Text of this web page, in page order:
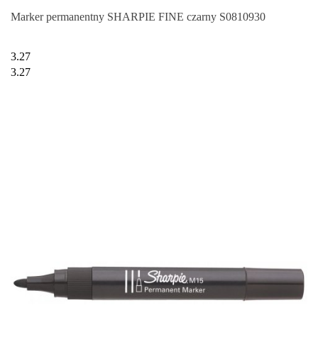
Marker permanentny SHARPIE FINE czarny S0810930
3.27
3.27